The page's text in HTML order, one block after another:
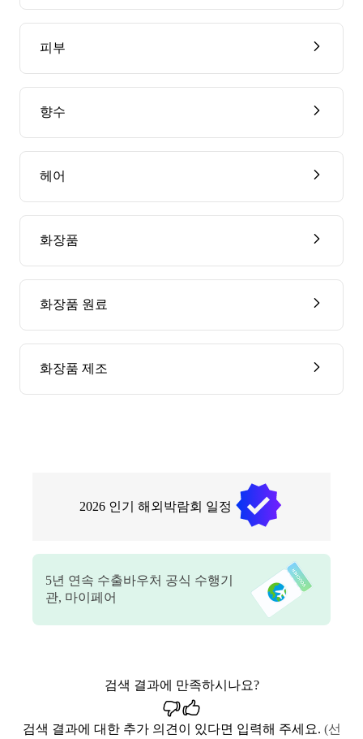
피부
향수
헤어
화장품
화장품 원료
화장품 제조
2026 인기 해외박람회 일정
5년 연속 수출바우처 공식 수행기
관, 마이페어
검색 결과에 만족하시나요?
검색 결과에 대한 추가 의견이 있다면 입력해 주세요. (선